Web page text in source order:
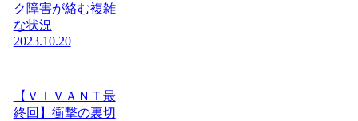
ク障害が絡む複雑
な状況
2023.10.20
【ＶＩＶＡＮＴ最
終回】衝撃の裏切